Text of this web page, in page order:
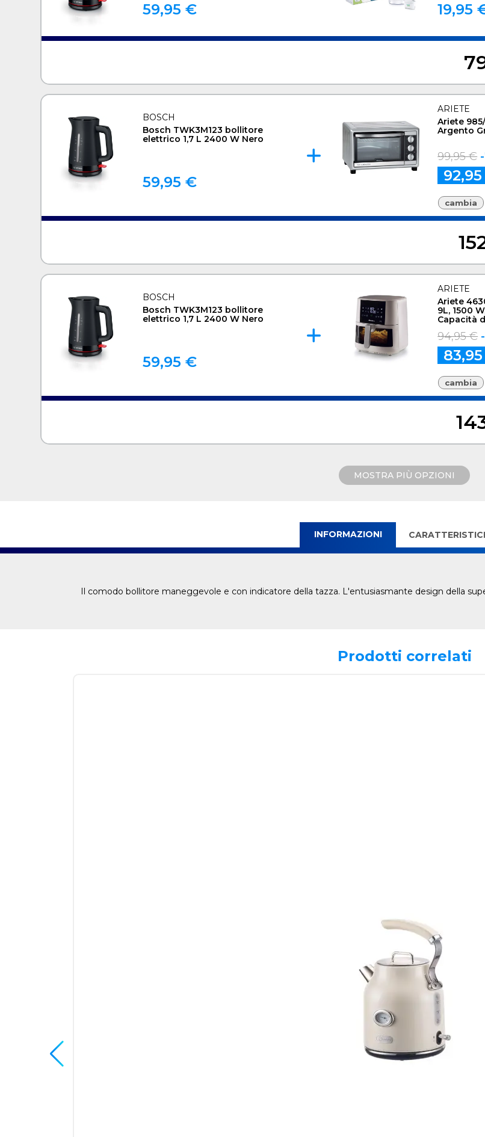
59,95 € 19,95
BOSCH
Bosch TWK3M123 bollitore
elettrico 1,7 L 2400 W Nero
59,95 €
ARIETE
Ariete
Argento
99,95 €
cambia
BOSCH
Bosch TWK3M123 bollitore
elettrico 1,7 L 2400 W Nero
59,95 €
ARIETE
Ariete
9L, 1500
Capacità
Cestello
controllo
94,95 €
cambia
MOSTRA PIÙ OPZIONI
INFORMAZIONI
Il comodo bollitore maneggevole e con indicatore della tazza. L'entusiasmante design della
Prodotti correlati